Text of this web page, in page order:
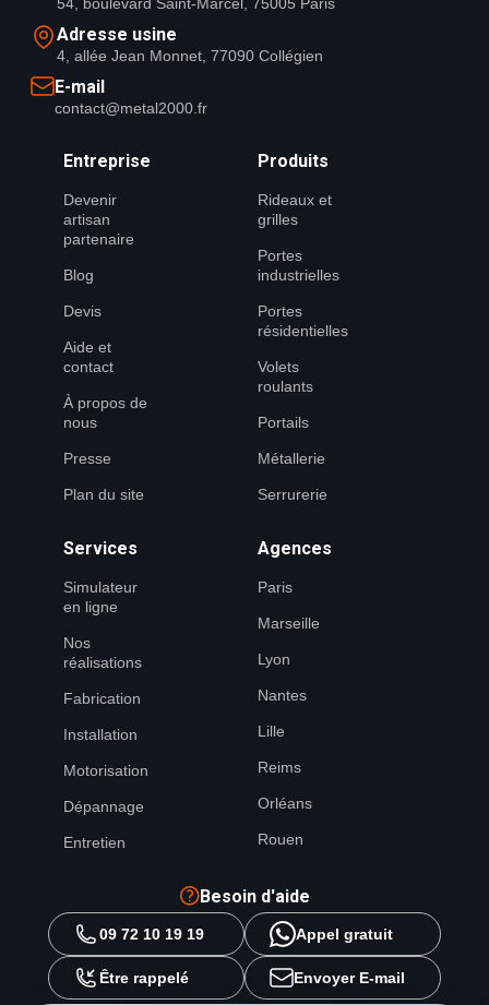
Adresse usine
4, allée Jean Monnet, 77090 Collégien
E-mail
contact@metal2000.fr
Entreprise
Devenir
artisan
partenaire
Blog
Devis
Aide et
contact
À propos de
nous
Presse
Plan du site
Produits
Rideaux et
grilles
Portes
industrielles
Portes
résidentielles
Volets
roulants
Portails
Métallerie
Serrurerie
Services
Simulateur
en ligne
Nos
réalisations
Fabrication
Installation
Motorisation
Dépannage
Entretien
Agences
Paris
Marseille
Lyon
Nantes
Lille
Reims
Orléans
Rouen
Besoin d'aide
09 72 10 19 19 Appel gratuit
Être rappelé Envoyer E-mail